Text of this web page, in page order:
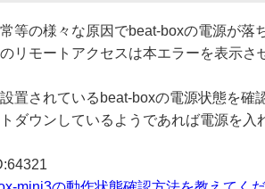
等の様々な原因でbeat-boxの電源が落
リモートアクセスは本エラーを表示さ
置されているbeat-boxの電源状態を確
ダウンしているようであれば電源を入